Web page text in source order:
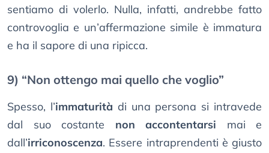
sentiamo di volerlo. Nulla, infatti, andrebbe fatto
controvoglia e un’affermazione simile è immatura
e ha il sapore di una ripicca.
9) “Non ottengo mai quello che voglio”
Spesso, l’immaturità di una persona si intravede
dal suo costante non accontentarsi mai e
dall’irriconoscenza. Essere intraprendenti è giusto